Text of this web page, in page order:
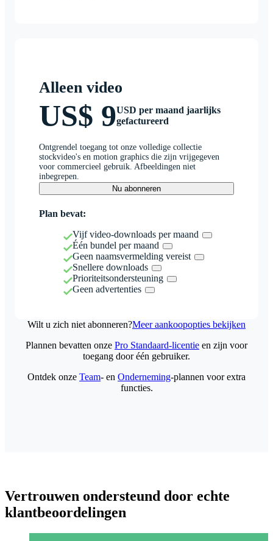
Alleen video
US$ 9USD per maand jaarlijks
gefactureerd
Ontgrendel toegang tot onze volledige collectie
stockvideo's en motion graphics die zijn vrijgegeven
voor commercieel gebruik. Afbeeldingen niet
inbegrepen.
Nu abonneren
Plan bevat:
Vijf video-downloads per maand
Één bundel per maand
Geen naamsvermelding vereist
Snellere downloads
Prioriteitsondersteuning
Geen advertenties
Wilt u zich niet abonneren?Meer aankoopopties bekijken
Plannen bevatten onze Pro Standaard-licentie en zijn voor
toegang door één gebruiker.
Ontdek onze Team- en Onderneming-plannen voor extra
functies.
Vertrouwen ondersteund door echte
klantbeoordelingen